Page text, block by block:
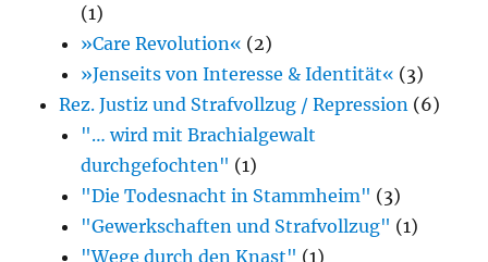
(1)
»Care Revolution« (2)
»Jenseits von Interesse & Identität« (3)
Rez. Justiz und Strafvollzug / Repression (6)
"… wird mit Brachialgewalt
durchgefochten" (1)
"Die Todesnacht in Stammheim" (3)
"Gewerkschaften und Strafvollzug" (1)
"Wege durch den Knast" (1)